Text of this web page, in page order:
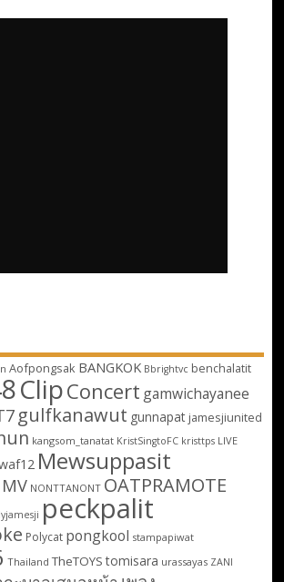
Aofpongsak BANGKOK Bbrightvc benchalatit
ClipConcert gamwichayanee
gulfkanawut gunnapat jamesjiunited
kangsom_tanatat KristSingtoFC kristtps LIVE
Mewsuppasit
MV NONTTANONT OATPRAMOTE
peckpalit
Polycat pongkool stampapiwat
Thailand TheTOYS tomisara urassayas ZANI